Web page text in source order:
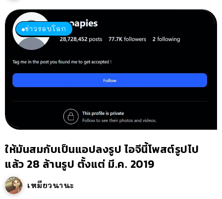
ข่าวรอบโลก
ให้มันสมกับเป็นแอปลงรูป ไอจีนี้โพสต์รูปไป
แล้ว 28 ล้านรูป ตั้งแต่ มี.ค. 2019
เหมียวนานะ